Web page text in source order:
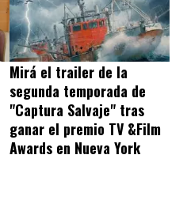
Mirá el trailer de la
segunda temporada de
"Captura Salvaje" tras
ganar el premio TV &Film
Awards en Nueva York